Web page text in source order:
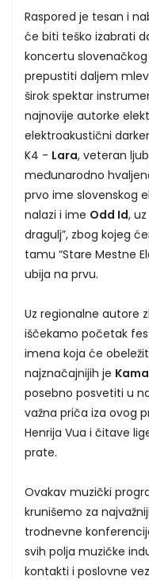
Raspored je tesan i
će biti teško izabrati
koncertu
prepustiti daljem
širok spektar
najnovije autorke
elektroakustični
K4 - Lara, veteran
međunarodno
prvo ime slovenskog
nalazi i ime Odd Id,
dragulj”, zbog kojeg
tamu “Stare Mestne
ubija na prvu.
Uz regionalne autore
iščekamo početak
imena koja će
najznačajnijih je
posebno posvetiti u
važna priča iza ovog
Henrija Vua i čitave
prate.
Ovakav muzički
krunišemo za
trodnevne
svih polja muzičke
kontakti i poslovne